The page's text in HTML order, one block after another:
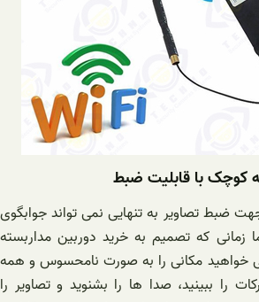
کوچک با قابلیت ضبط
ضبط تصاویر به تنهایی نمی تواند جوابگوی
زمانی که تصمیم به خرید دوربین مداربسته
خواهید مکانی را به صورت نامحسوس و همه
را ببینید، صدا ها را بشنوید و تصاویر را